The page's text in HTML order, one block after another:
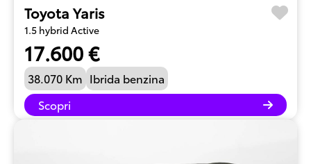
Toyota Yaris
1.5 hybrid Active
17.600 €
38.070 Km Ibrida benzina
Scopri